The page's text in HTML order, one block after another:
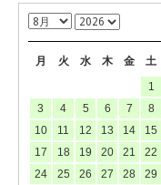
月 火 水 木 金 土
1
3
4 5 6 7 8
10
11 12 13 14 15
17
18 19 20 21 22
24
25 26 27 28 29